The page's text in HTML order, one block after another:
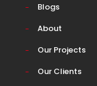
Blogs
About
Our Projects
Our Clients